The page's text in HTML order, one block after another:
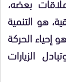
هو التنمية
إحياء الحركة
الزيارات